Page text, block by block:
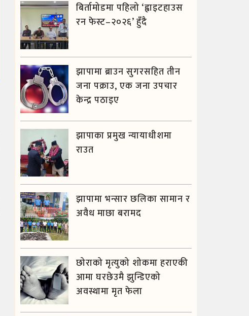
बिर्तामोडमा पहिलो ‘ह्वाइटहाउस
रन फेस्ट–२०२६’ हुँदै
झापामा ब्राउन सुगरसहित तीन
जना पक्राउ, एक जना उपचार
केन्द्र पठाइए
झापाका प्रमुख न्यायाधीशमा
राउत
झापामा भन्सार छलिका सामान र
अवैध माछा बरामद
छोराको मृत्युको शोकमा हराएकी
आमा घरछेउमै झुन्डिएको
अवस्थामा मृत फेला